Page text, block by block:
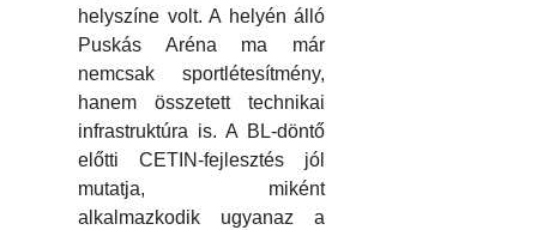
helyszíne volt. A helyén álló
Puskás Aréna ma már
nemcsak sportlétesítmény,
hanem összetett technikai
infrastruktúra is. A BL-döntő
előtti CETIN-fejlesztés jól
mutatja, miként
alkalmazkodik ugyanaz a